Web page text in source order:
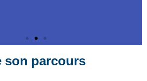
son parcours